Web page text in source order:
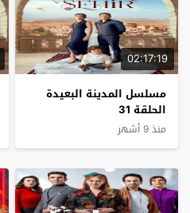
02:17:19
مسلسل المدينة البعيدة
الحلقة 31
منذ 9 أشهر